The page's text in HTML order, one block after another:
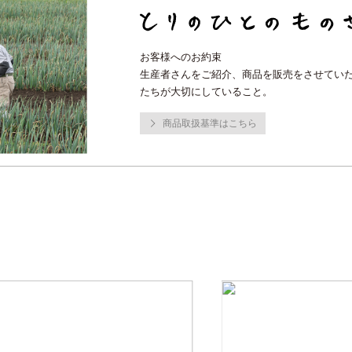
お客様へのお約束
生産者さんをご紹介、商品を販売をさせてい
たちが大切にしていること。
商品取扱基準はこちら